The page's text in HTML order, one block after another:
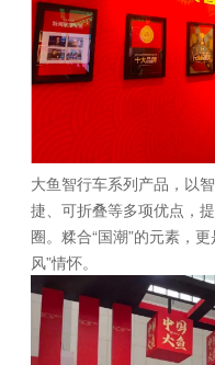
大鱼智行车系列产品，以
捷、可折叠等多项优点，
圈。糅合“国潮”的元素，
风”情怀。